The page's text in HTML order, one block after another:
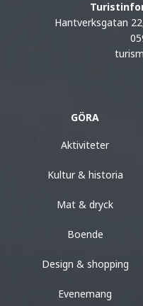
Hantverksgatan
GÖRA
Aktiviteter
Kultur & historia
Mat & dryck
Boende
Design & shopping
Evenemang